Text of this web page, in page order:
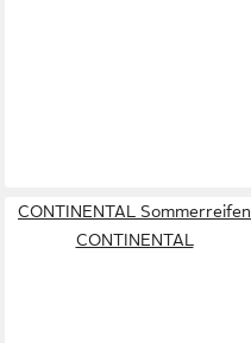
CONTINENTAL Sommerreifen
CONTINENTAL